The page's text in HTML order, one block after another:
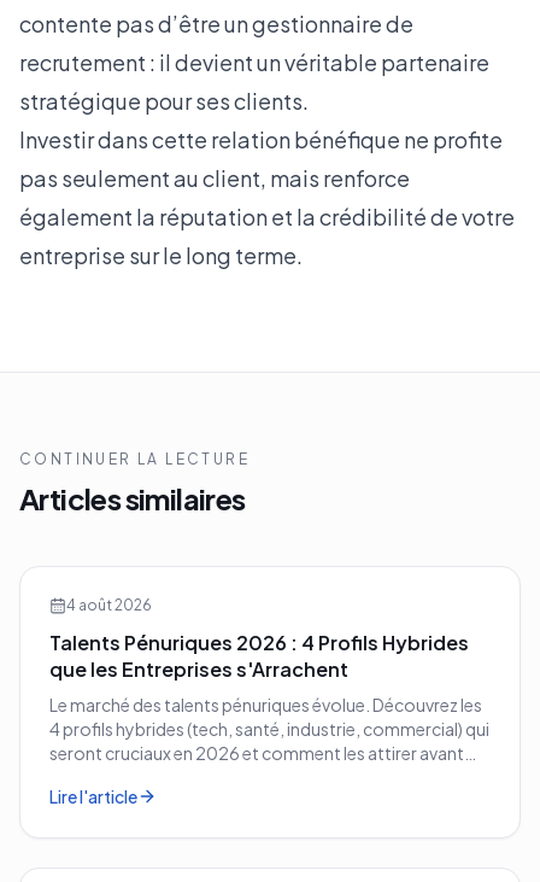
contente pas d’être un gestionnaire de
recrutement : il devient un véritable partenaire
stratégique pour ses clients.
Investir dans cette relation bénéfique ne profite
pas seulement au client, mais renforce
également la réputation et la crédibilité de votre
entreprise sur le long terme.
CONTINUER LA LECTURE
Articles similaires
4 août 2026
Talents Pénuriques 2026 : 4 Profils Hybrides
que les Entreprises s'Arrachent
Le marché des talents pénuriques évolue. Découvrez les
4 profils hybrides (tech, santé, industrie, commercial) qui
seront cruciaux en 2026 et comment les attirer avant
Lire l'article